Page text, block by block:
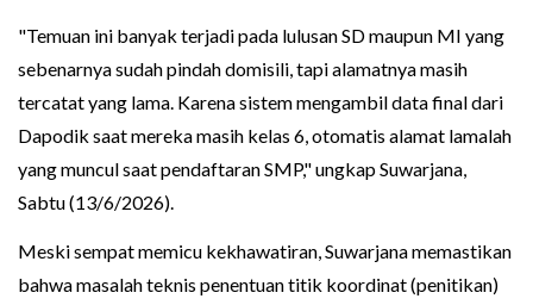
"Temuan ini banyak terjadi pada lulusan SD maupun MI yang
sebenarnya sudah pindah domisili, tapi alamatnya masih
tercatat yang lama. Karena sistem mengambil data final dari
Dapodik saat mereka masih kelas 6, otomatis alamat lamalah
yang muncul saat pendaftaran SMP," ungkap Suwarjana,
Sabtu (13/6/2026).
Meski sempat memicu kekhawatiran, Suwarjana memastikan
bahwa masalah teknis penentuan titik koordinat (penitikan)